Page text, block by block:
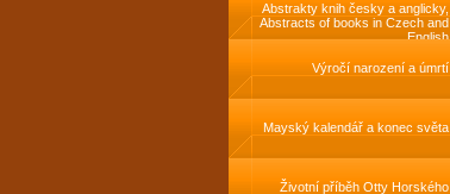
Abstrakty knih česky a anglicky,
Abstracts of books in Czech and
English
Výročí narození a úmrtí
Mayský kalendář a konec světa
Životní příběh Otty Horského